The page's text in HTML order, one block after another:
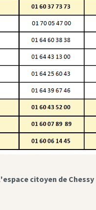
citoyen de Chessy